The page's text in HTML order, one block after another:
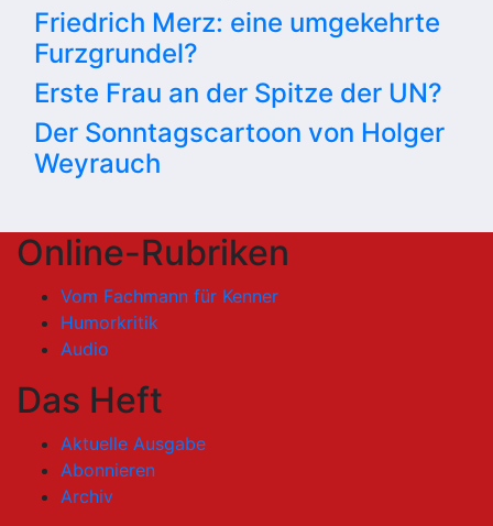
Friedrich Merz: eine umgekehrte
Furzgrundel?
Erste Frau an der Spitze der UN?
Der Sonntagscartoon von Holger
Weyrauch
Online-Rubriken
Vom Fachmann für Kenner
Humorkritik
Audio
Das Heft
Aktuelle Ausgabe
Abonnieren
Archiv